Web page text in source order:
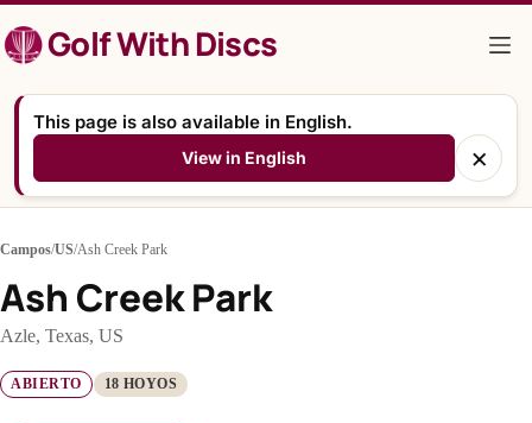
al
contenidoGolf With Discs
This page is also available in English.
View in English ×
Campos/US/Ash Creek Park
Ash Creek Park
Azle, Texas, US
ABIERTO 18 HOYOS